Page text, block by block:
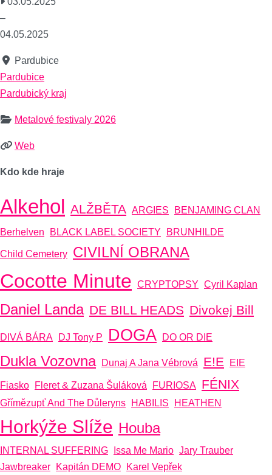
–
04.05.2025
Pardubice
Pardubice
Pardubický kraj
Metalové festivaly 2026
Web
Kdo kde hraje
Alkehol ALŽBĚTA ARGIES BENJAMING CLAN
Berhelven BLACK LABEL SOCIETY BRUNHILDE
Child Cemetery CIVILNÍ OBRANA
Cocotte Minute CRYPTOPSY Cyril Kaplan
Daniel Landa DE BILL HEADS Divokej Bill
DIVÁ BÁRA DJ Tony P DOGA DO OR DIE
Dukla Vozovna Dunaj A Jana Vébrová E!E EIE
Fiasko Fleret & Zuzana Šuláková FURIOSA FÉNIX
Gřímězupť And The Důleryns HABILIS HEATHEN
Horkýže Slíže Houba
INTERNAL SUFFERING Issa Me Mario Jary Trauber
Jawbreaker
Kapitán DEMO Karel Vepřek